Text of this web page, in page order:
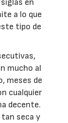
en
a lo que
tipo de
mucho al
meses de
cualquier
decente.
seca y